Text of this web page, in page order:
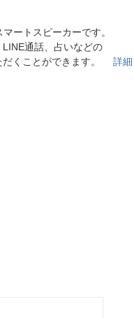
ートスピーカーです。
通話、占いなどの
だくことができます。詳細